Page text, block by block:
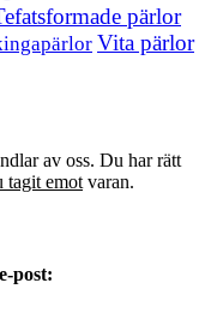
pärlor
Vita pärlor
av oss. Du har rätt
tagit emot varan.
e-post: